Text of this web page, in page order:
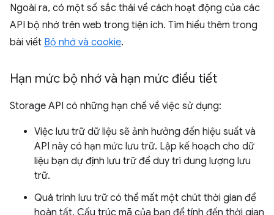
Ngoài ra, có một số sắc thái về cách hoạt động của các
API bộ nhớ trên web trong tiện ích. Tìm hiểu thêm trong
bài viết Bộ nhớ và cookie.
Hạn mức bộ nhớ và hạn mức điều tiết
Storage API có những hạn chế về việc sử dụng:
Việc lưu trữ dữ liệu sẽ ảnh hưởng đến hiệu suất và
API này có hạn mức lưu trữ. Lập kế hoạch cho dữ
liệu bạn dự định lưu trữ để duy trì dung lượng lưu
trữ.
Quá trình lưu trữ có thể mất một chút thời gian để
hoàn tất. Cấu trúc mã của bạn để tính đến thời gian